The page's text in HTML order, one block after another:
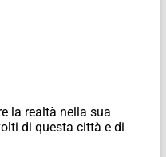
la realtà nella sua
di questa città e di